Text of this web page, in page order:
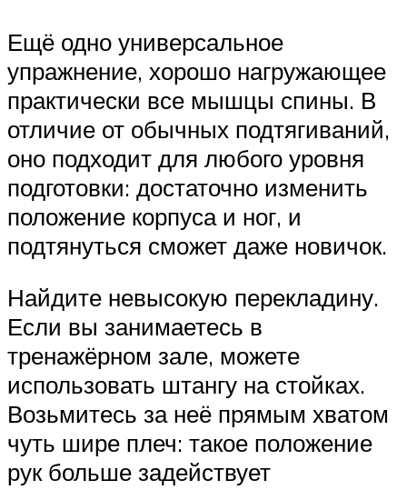
Ещё одно универсальное
упражнение, хорошо нагружающее
практически все мышцы спины. В
отличие от обычных подтягиваний,
оно подходит для любого уровня
подготовки: достаточно изменить
положение корпуса и ног, и
подтянуться сможет даже новичок.
Найдите невысокую перекладину.
Если вы занимаетесь в
тренажёрном зале, можете
использовать штангу на стойках.
Возьмитесь за неё прямым хватом
чуть шире плеч: такое положение
рук больше задействует